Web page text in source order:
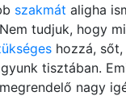
szakmát aligha
tudjuk, hogy
hozzá,
tisztában.
nagy